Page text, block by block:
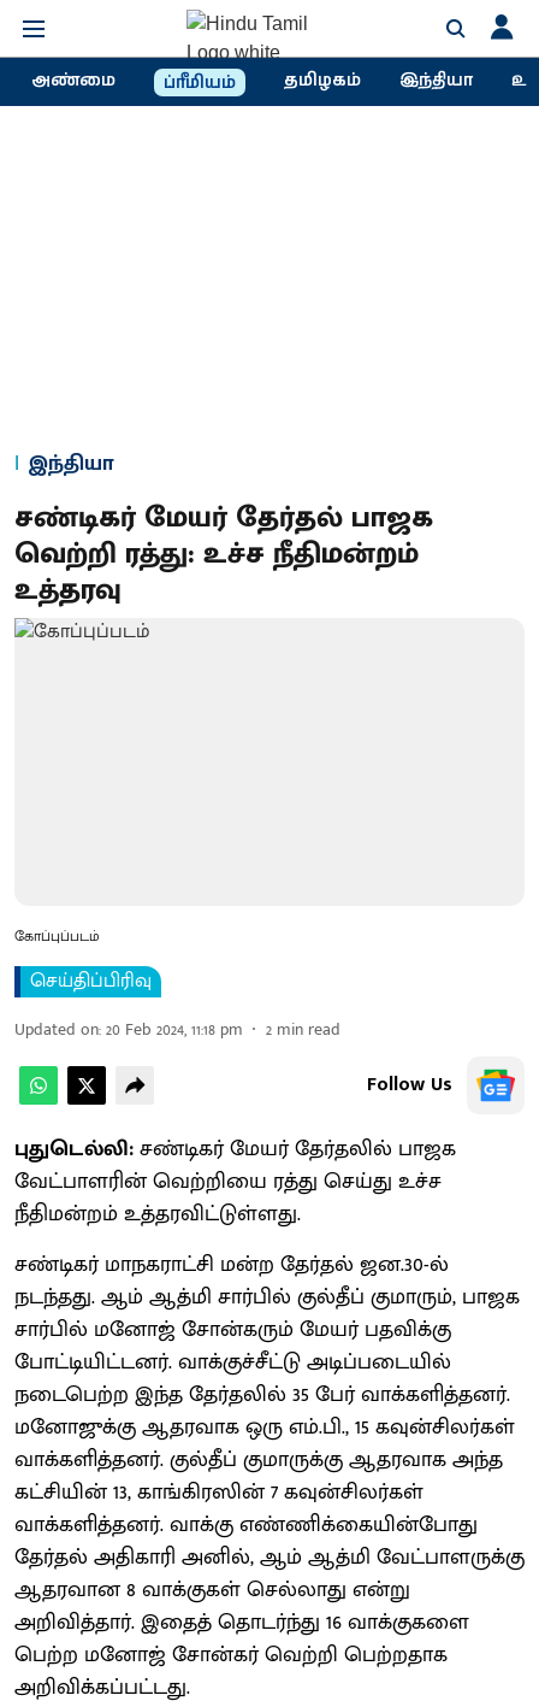
அண்மை ப்ரீமியம் தமிழகம் இந்தியா
இந்தியா
சண்டிகர் மேயர் தேர்தல் பாஜக
வெற்றி ரத்து: உச்ச நீதிமன்றம்
உத்தரவு
கோப்புப்படம்
செய்திப்பிரிவு
Updated on:20 Feb 2024, 11:18 pm 2 min read
Follow Us
புதுடெல்லி:சண்டிகர் மேயர் தேர்தலில் பாஜக
வேட்பாளரின் வெற்றியை ரத்து செய்து உச்ச
நீதிமன்றம் உத்தரவிட்டுள்ளது.
சண்டிகர் மாநகராட்சி மன்ற தேர்தல் ஜன.30-ல்
நடந்தது. ஆம் ஆத்மி சார்பில் குல்தீப் குமாரும், பாஜக
சார்பில் மனோஜ் சோன்கரும் மேயர் பதவிக்கு
போட்டியிட்டனர். வாக்குச்சீட்டு அடிப்படையில்
நடைபெற்ற இந்த தேர்தலில் 35 பேர் வாக்களித்தனர்.
மனோஜுக்கு ஆதரவாக ஒரு எம்.பி., 15 கவுன்சிலர்கள்
வாக்களித்தனர். குல்தீப் குமாருக்கு ஆதரவாக அந்த
கட்சியின் 13, காங்கிரஸின் 7 கவுன்சிலர்கள்
வாக்களித்தனர். வாக்கு எண்ணிக்கையின்போது
தேர்தல் அதிகாரி அனில், ஆம் ஆத்மி வேட்பாளருக்கு
ஆதரவான 8 வாக்குகள் செல்லாது என்று
அறிவித்தார். இதைத் தொடர்ந்து 16 வாக்குகளை
பெற்ற மனோஜ் சோன்கர் வெற்றி பெற்றதாக
அறிவிக்கப்பட்டது.